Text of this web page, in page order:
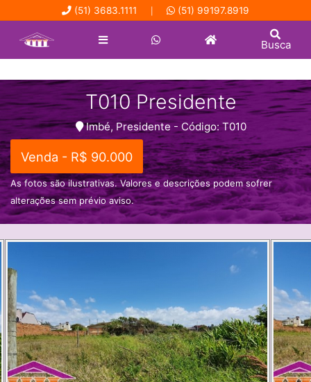
(51) 3683.1111 (51) 99197.8919
Busca
T010 Presidente
Imbé, Presidente - Código: T010
Venda - R$ 90.000
As fotos são ilustrativas. Valores e descrições podem sofrer
alterações sem prévio aviso.